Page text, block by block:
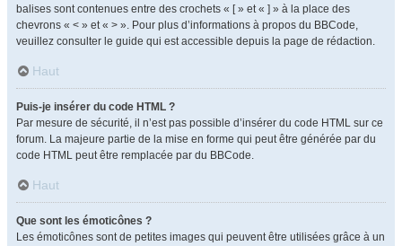
balises sont contenues entre des crochets « [ » et « ] » à la place des
chevrons « < » et « > ». Pour plus d’informations à propos du BBCode,
veuillez consulter le guide qui est accessible depuis la page de rédaction.
Haut
Puis-je insérer du code HTML ?
Par mesure de sécurité, il n’est pas possible d’insérer du code HTML sur ce
forum. La majeure partie de la mise en forme qui peut être générée par du
code HTML peut être remplacée par du BBCode.
Haut
Que sont les émoticônes ?
Les émoticônes sont de petites images qui peuvent être utilisées grâce à un